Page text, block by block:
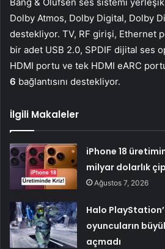
Dolby Atmos, Dolby Digital, Dolby
destekliyor. TV, RF girişi, Ethernet
bir adet USB 2.0, SPDIF dijital ses
HDMI portu ve tek HDMI eARC
6 bağlantısını destekliyor.
İlgili Makaleler
iPhone 18
milyar dolarlık
Ağustos 7, 2026
Halo
oyuncuların
açmadı